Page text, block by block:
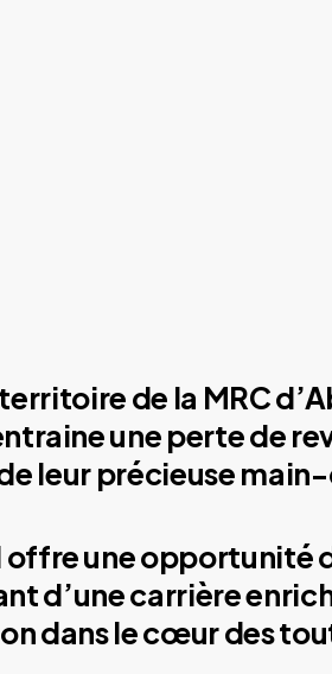
de la MRC
une perte de
leur précieuse
une opportunité
d’une carrière
dans le cœur des